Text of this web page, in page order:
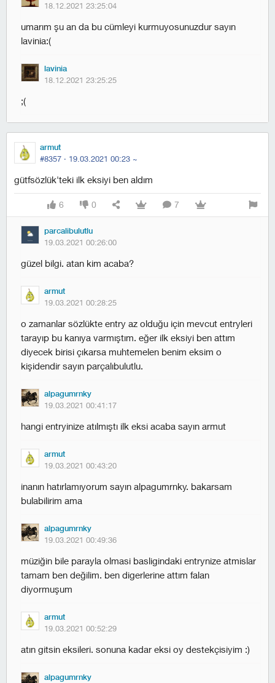
18.12.2021 23:25:04
umarım şu an da bu cümleyi kurmuyosunuzdur sayın
lavinia:(
lavinia
18.12.2021 23:25:25
;(
armut
#8357 · 19.03.2021 00:23 ~
gütfsözlük'teki ilk eksiyi ben aldım
6 0 7
parcalibulutlu
19.03.2021 00:26:00
güzel bilgi. atan kim acaba?
armut
19.03.2021 00:28:25
o zamanlar sözlükte entry az olduğu için mevcut entryleri
tarayıp bu kanıya varmıştım. eğer ilk eksiyi ben attım
diyecek birisi çıkarsa muhtemelen benim eksim o
kişidendir sayın parçalıbulutlu.
alpagumrnky
19.03.2021 00:41:17
hangi entryinize atılmıştı ilk eksi acaba sayın armut
armut
19.03.2021 00:43:20
i̇nanın hatırlamıyorum sayın alpagumrnky. bakarsam
bulabilirim ama
alpagumrnky
19.03.2021 00:49:36
müziğin bile parayla olmasi basligindaki entrynize atmislar
tamam ben değilim. ben digerlerine attım falan
diyormuşum
armut
19.03.2021 00:52:29
atın gitsin eksileri. sonuna kadar eksi oy destekçisiyim :)
alpagumrnky